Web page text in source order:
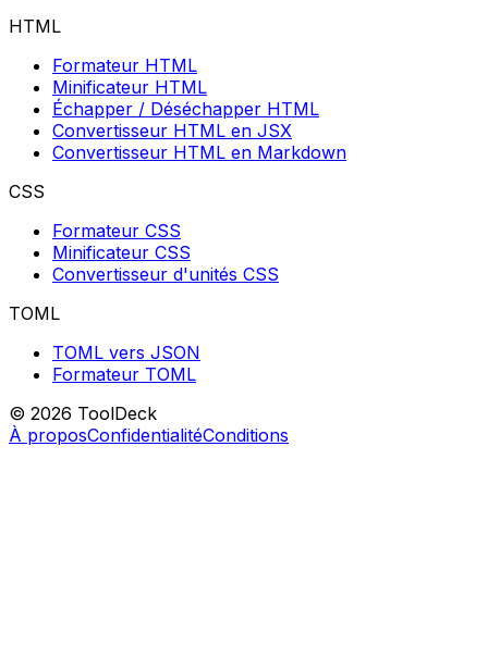
HTML
Formateur HTML
Minificateur HTML
Échapper / Déséchapper HTML
Convertisseur HTML en JSX
Convertisseur HTML en Markdown
CSS
Formateur CSS
Minificateur CSS
Convertisseur d'unités CSS
TOML
TOML vers JSON
Formateur TOML
© 2026 ToolDeck
À proposConfidentialitéConditions